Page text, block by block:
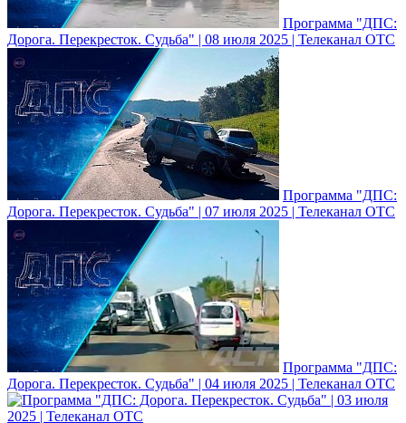
Программа "ДПС:
Дорога. Перекресток. Судьба" | 08 июля 2025 | Телеканал ОТС
Программа "ДПС:
Дорога. Перекресток. Судьба" | 07 июля 2025 | Телеканал ОТС
Программа "ДПС:
Дорога. Перекресток. Судьба" | 04 июля 2025 | Телеканал ОТС